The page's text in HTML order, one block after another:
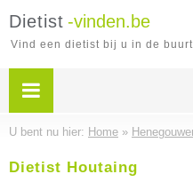
Dietist -vinden.be
Vind een dietist bij u in de
U bent nu hier: Home »
Dietist Houtaing